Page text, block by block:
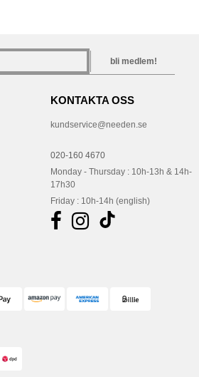
bli medlem!
KONTAKTA OSS
kundservice@needen.se
020-160 4670
Monday - Thursday : 10h-13h & 14h-
17h30
Friday : 10h-14h (english)